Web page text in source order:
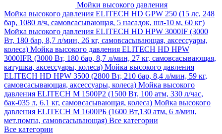
Мойки высокого давления
Мойка высокого давления ELITECH HD GPW 250 (15 лс, 248
бар, 1080 л/ч, самовсасывающая, 5 насадок, шл-10 м, 60 кг)
Мойка высокого давления ELITECH HD HPW 3000IF (3000
Вт, 180 бар, 8,7 л/мин, 26 кг, самовсасывающая, аксессуары,
колеса) Мойка высокого давления ELITECH HD HPW
3000IFR (3000 Вт, 180 бар, 8,7 л/мин, 27 кг, самовсасывающая,
катушка, аксессуары, колеса) Мойка высокого давления
ELITECH HD HPW 3500 (2800 Вт, 210 бар, 8,4 л/мин, 59 кг,
самовсасывающая, аксессуары, колеса) Мойка высокого
давления ELITECH M 1500P2 (1500 Вт, 100 атм, 330 л/час,
бак-035 л, 6.1 кг, самовсасывающая, колеса) Мойка высокого
давления ELITECH М 1600РБ (1600 Вт,130 атм, 6 л/мин,
мет.помпа, самовсасывающая) Все категории
Все категории